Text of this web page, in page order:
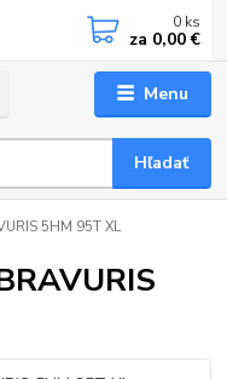
Menu
Hľadať
0 ks
za 0,00 €
5HM 95T XL